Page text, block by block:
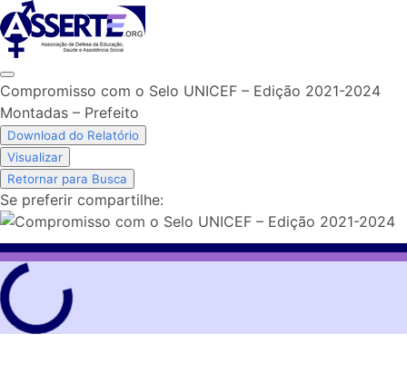
Skip
to
content
Compromisso com o Selo UNICEF – Edição 2021-2024
Montadas – Prefeito
Download do Relatório
Visualizar
Retornar para Busca
Se preferir compartilhe: